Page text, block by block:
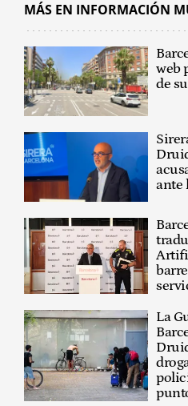
MÁS EN INFORMACIÓN
web
de
ante
La